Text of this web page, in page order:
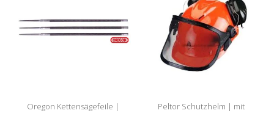
Oregon Kettensägefeile | Peltor Schutzhelm | mit